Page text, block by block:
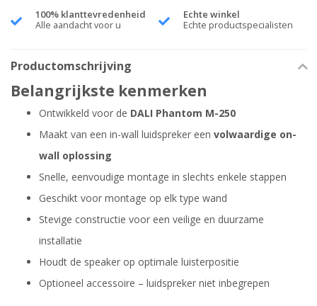
100% klanttevredenheid
Alle aandacht voor u
Echte winkel
Echte productspecialisten
Productomschrijving
Belangrijkste kenmerken
Ontwikkeld voor de DALI Phantom M-250
Maakt van een in-wall luidspreker een volwaardige on-
wall oplossing
Snelle, eenvoudige montage in slechts enkele stappen
Geschikt voor montage op elk type wand
Stevige constructie voor een veilige en duurzame
installatie
Houdt de speaker op optimale luisterpositie
Optioneel accessoire – luidspreker niet inbegrepen